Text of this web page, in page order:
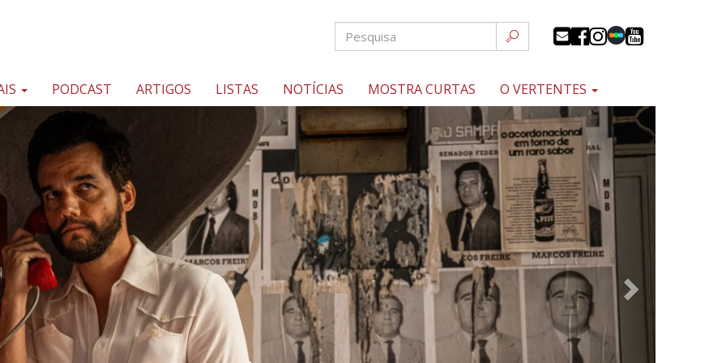
PODCAST ARTIGOS LISTAS NOTÍCIAS MOSTRA CURTAS O VERTENTES
Próximo